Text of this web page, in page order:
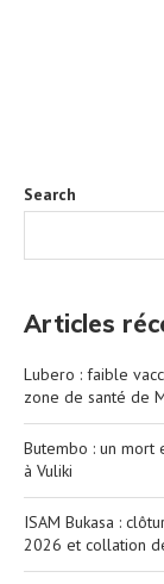
Search
Articles
Lubero : faible
zone de santé de
Butembo : un mort
à Vuliki
ISAM Bukasa :
2026 et collation